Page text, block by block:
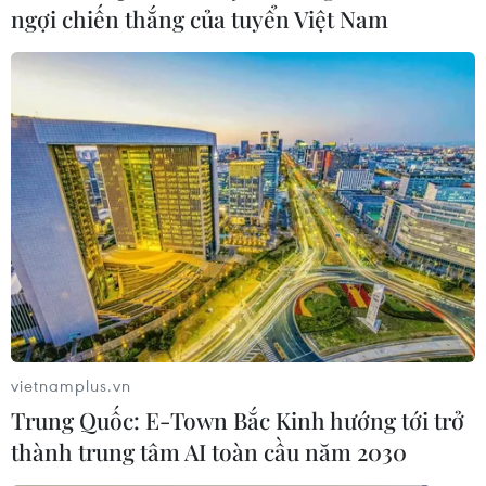
Hà Nội: Tiểu thương chợ truyền
thống đồng loạt đóng cửa
09/06/2025 08:30
Trong những ngày gần đây, hàng loạt cửa hàng, kiốt,
sạp hàng trên khắp các tuyến phố và chợ truyền thống
tại Hà Nội đều đóng cửa, bỏ trống mặt bằng vì lo sợ
phải chứng minh nguồn gốc hàng hóa.
ngợi chiến thắng của tuyển Việt Nam
vietnamplus.vn
Trung Quốc: E-Town Bắc Kinh hướng tới trở
thành trung tâm AI toàn cầu năm 2030